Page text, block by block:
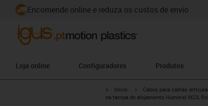
Encomende online e reduza os custos de envio
Loja online Configuradores Produtos
igus-icon-arrow-right
Início igus-icon-arrow-right
Cabos para calhas
na tampa do alojamento Hummel M23,